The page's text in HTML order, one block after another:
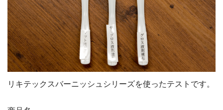
リキテックスバーニッシュシリーズを使ったテストです。